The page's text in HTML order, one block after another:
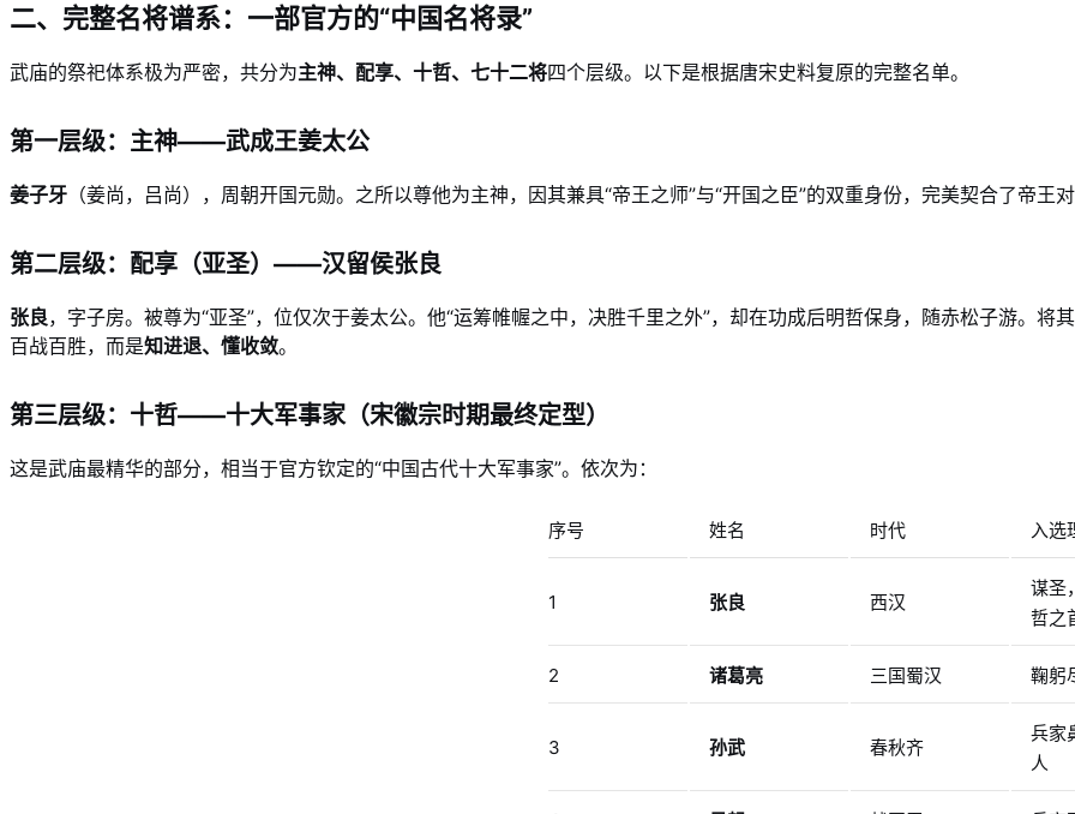
二、完整名将谱系：一部官方的“中国名将录”
武庙的祭祀体系极为严密，共分为主神、配享、十哲、七十二将四个层级。以下是根据唐宋史料复原的完整名单。
第一层级：主神——武成王姜太公
姜子牙 （姜尚，吕尚），周朝开国元勋。之所以尊他为主神，因其兼具“帝王之师”与“开国之臣”的双重身份，完美契合了帝
第二层级：配享（亚圣）——汉留侯张良
张良，字子房。被尊为“亚圣”，位仅次于姜太公。他“运筹帷幄之中，决胜千里之外”，却在功成后明哲保身，随赤松子游。
百战百胜，而是知进退、懂收敛。
第三层级：十哲——十大军事家（宋徽宗时期最终定型）
这是武庙最精华的部分，相当于官方钦定的“中国古代十大军事家”。依次为：
序号 姓名 时代 入选
1 张良 西汉
谋圣
哲之
2 诸葛亮 三国蜀汉 鞠躬
3 孙武 春秋齐
兵家
人